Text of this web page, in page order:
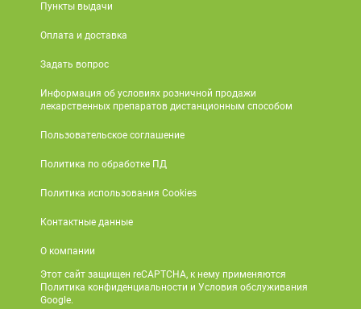
Пункты выдачи
Оплата и доставка
Задать вопрос
Информация об условиях розничной продажи
лекарственных препаратов дистанционным способом
Пользовательское соглашение
Политика по обработке ПД
Политика использования Cookies
Контактные данные
О компании
Этот сайт защищен reCAPTCHA, к нему применяются
Политика конфиденциальности и Условия обслуживания
Google.